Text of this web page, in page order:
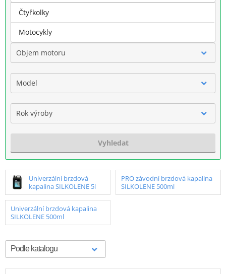
Značka
Objem motoru
Model
Rok výroby
Vyhledat
Univerzální brzdová
kapalina SILKOLENE 5l
PRO závodní brzdová kapalina
SILKOLENE 500ml
Univerzální brzdová kapalina
SILKOLENE 500ml
Čtyřkolky
Motocykly